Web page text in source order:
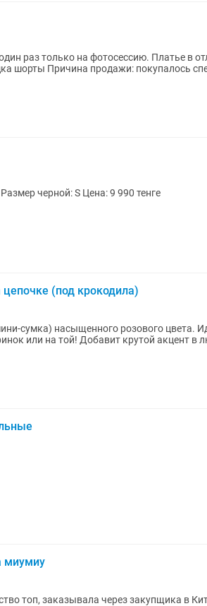
раз только на фотосессию. Платье в
специально
черной: S Цена: 9 990 тенге
(под крокодила)
насыщенного розового цвета. Идеальный
или на той! Добавит крутой акцент в
миумиу
топ, заказывала через закупщика в